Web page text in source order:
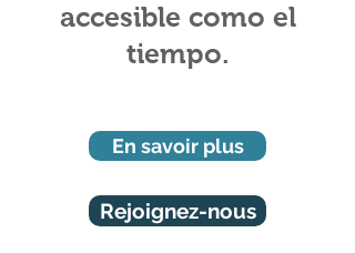
accesible como el
tiempo.
En savoir plus
Rejoignez-nous